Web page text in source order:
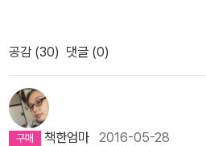
파수꾼>을 읽으며 홀든에게서 난 과거
타협한 지금의 내 안에 잠재하고 있어
본다. 이 책이 고전의 반열에 오르고
든은 누구에게나 잠재하고 있기 때문이
웃음을 친다. 잘난 놈들 측에 끼어 있
이에 끼어있다면 그것은 이미 시합이
세계'의 냉혹한 법칙을 알고 있는 것이
다. 마치 우리가 선생님과 부모님을 보
덜거리는 것처럼. 왜 그러냐고 누군가
할 수 없을 것이다. 그러나 모두들 알고
다....모두들 사춘기를 겪어왔었고....나
으니....핏!!....코웃음까지 쳐댔던것같다
덮고나니...나는 콜필드의 영혼을 안아
춘기때는 누구나....반항적인 성격이 형
들고...비판적인 시각이 두드러지게 된
공감 (30) 댓글 (0)
책한엄마 2016-05-28